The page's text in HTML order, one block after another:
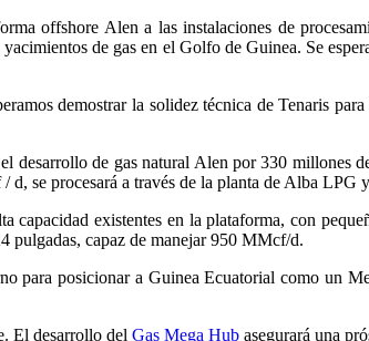
offshore Alen a las instalaciones de
de gas en el Golfo de Guinea. Se
demostrar la solidez técnica de Tenaris
desarrollo de gas natural Alen por 330 millones
d, se procesará a través de la planta de Alba
capacidad existentes en la plataforma, con
pulgadas, capaz de manejar 950 MMcf/d.
para posicionar a Guinea Ecuatorial como un
El desarrollo del Gas Mega Hub asegurará una